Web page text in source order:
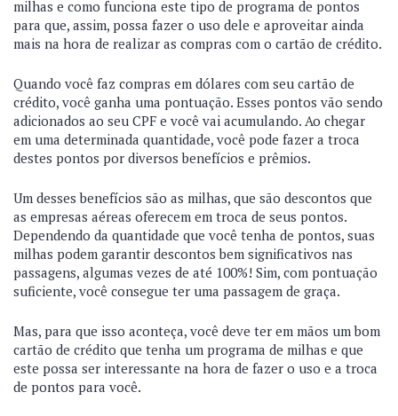
milhas e como funciona este tipo de programa de pontos
para que, assim, possa fazer o uso dele e aproveitar ainda
mais na hora de realizar as compras com o cartão de crédito.
Quando você faz compras em dólares com seu cartão de
crédito, você ganha uma pontuação. Esses pontos vão sendo
adicionados ao seu CPF e você vai acumulando. Ao chegar
em uma determinada quantidade, você pode fazer a troca
destes pontos por diversos benefícios e prêmios.
Um desses benefícios são as milhas, que são descontos que
as empresas aéreas oferecem em troca de seus pontos.
Dependendo da quantidade que você tenha de pontos, suas
milhas podem garantir descontos bem significativos nas
passagens, algumas vezes de até 100%! Sim, com pontuação
suficiente, você consegue ter uma passagem de graça.
Mas, para que isso aconteça, você deve ter em mãos um bom
cartão de crédito que tenha um programa de milhas e que
este possa ser interessante na hora de fazer o uso e a troca
de pontos para você.